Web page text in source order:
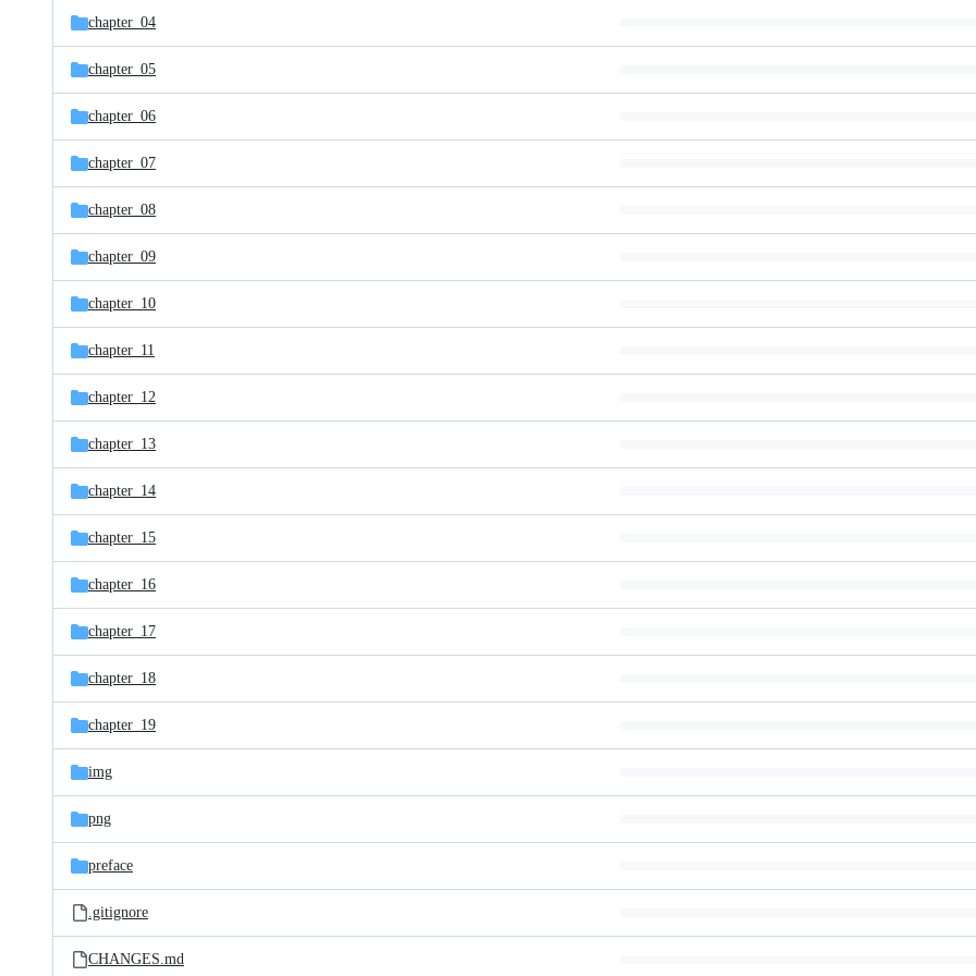
chapter_04
chapter_05
chapter_06
chapter_07
chapter_08
chapter_09
chapter_10
chapter_11
chapter_12
chapter_13
chapter_14
chapter_15
chapter_16
chapter_17
chapter_18
chapter_19
img
png
preface
.gitignore
CHANGES.md